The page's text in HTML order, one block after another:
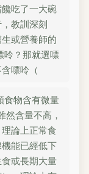
吃了一大碗
教訓深刻
或營養師的
呤？那就選嘌
嘌呤（
食物含有微量
然含量不高，
論上正常食
能已經低下
食或長期大量